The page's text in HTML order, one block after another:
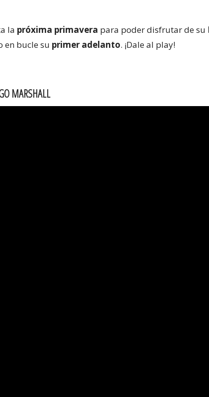
la próxima primavera para poder disfrutar de su
en bucle su primer adelanto. ¡Dale al play!
MARSHALL